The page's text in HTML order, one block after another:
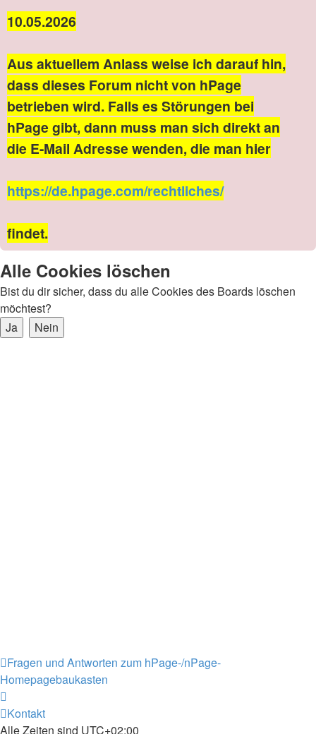
10.05.2026
Aus aktuellem Anlass weise ich darauf hin,
dass dieses Forum nicht von hPage
betrieben wird. Falls es Störungen bei
hPage gibt, dann muss man sich direkt an
die E-Mail Adresse wenden, die man hier
https://de.hpage.com/rechtliches/
findet.
Alle Cookies löschen
Bist du dir sicher, dass du alle Cookies des Boards löschen
möchtest?
Fragen und Antworten zum hPage-/nPage-
Homepagebaukasten
Kontakt
Alle Zeiten sind UTC+02:00